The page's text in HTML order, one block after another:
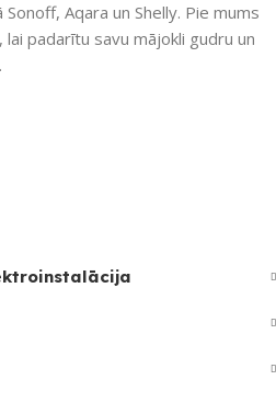
UZREIZ PIEEJAMAIS
Aqara un Shelly. Pie mums
padarītu savu mājokli gudru un